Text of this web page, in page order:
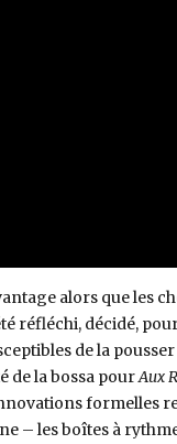
alors que les
réfléchi, décidé,
de la pousser
de la bossa pourAux
formelles
– les boîtes à